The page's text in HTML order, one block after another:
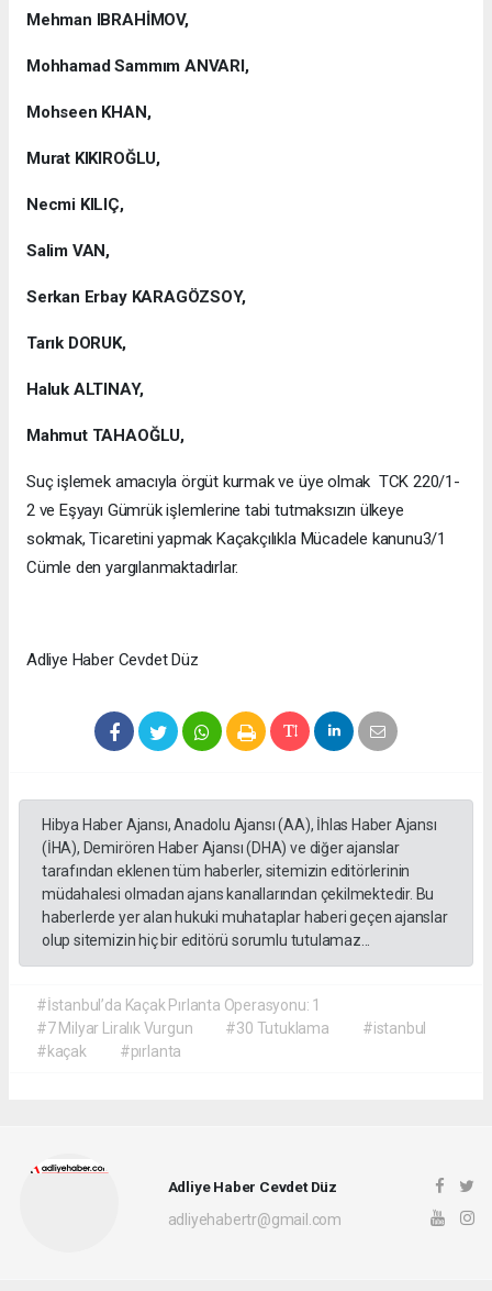
Mehman IBRAHİMOV,
Mohhamad Sammım ANVARI,
Mohseen KHAN,
Murat KIKIROĞLU,
Necmi KILIÇ,
Salim VAN,
Serkan Erbay KARAGÖZSOY,
Tarık DORUK,
Haluk ALTINAY,
Mahmut TAHAOĞLU,
Suç işlemek amacıyla örgüt kurmak ve üye olmak TCK 220/1-
2 ve Eşyayı Gümrük işlemlerine tabi tutmaksızın ülkeye
sokmak, Ticaretini yapmak Kaçakçılıkla Mücadele kanunu3/1
Cümle den yargılanmaktadırlar.
Adliye Haber Cevdet Düz
Hibya Haber Ajansı, Anadolu Ajansı (AA), İhlas Haber Ajansı
(İHA), Demirören Haber Ajansı (DHA) ve diğer ajanslar
tarafından eklenen tüm haberler, sitemizin editörlerinin
müdahalesi olmadan ajans kanallarından çekilmektedir. Bu
haberlerde yer alan hukuki muhataplar haberi geçen ajanslar
olup sitemizin hiç bir editörü sorumlu tutulamaz...
#İstanbul’da Kaçak Pırlanta Operasyonu: 1
#7 Milyar Liralık Vurgun
#30 Tutuklama
#istanbul
#kaçak
#pırlanta
Adliye Haber Cevdet Düz
adliyehabertr@gmail.com